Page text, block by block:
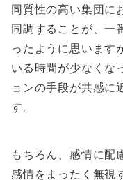
同質性の高い集団に
同調することが、一
ったように思います
いる時間が少なくな
ョンの手段が共感に
す。
もちろん、感情に配
感情をまったく無視